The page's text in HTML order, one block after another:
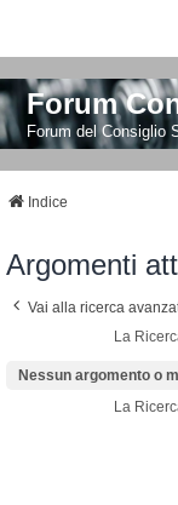
Forum
Forum del Consiglio
Indice
Argomenti
Vai alla ricerca
La
Nessun argomento o
La